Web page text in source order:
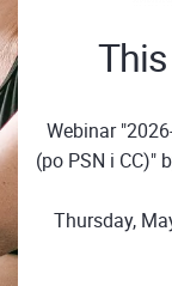
Webinar
(po PSN i CC)"
Thursday,